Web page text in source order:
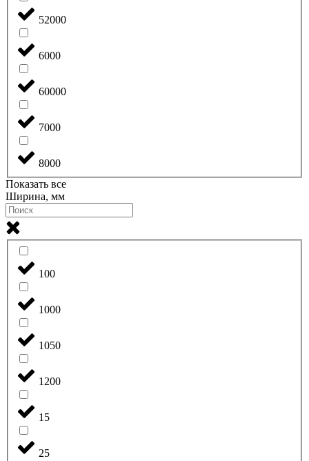
52000
6000
60000
7000
8000
Показать все
Ширина, мм
100
1000
1050
1200
15
25